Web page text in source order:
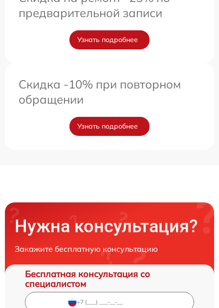
предварительной записи
Узнать подробнее
Скидка -10% при повторном
обращении
Узнать подробнее
Нужна консультация?
Закажите бесплатную консультацию
Бесплатная консультация со
специалистом